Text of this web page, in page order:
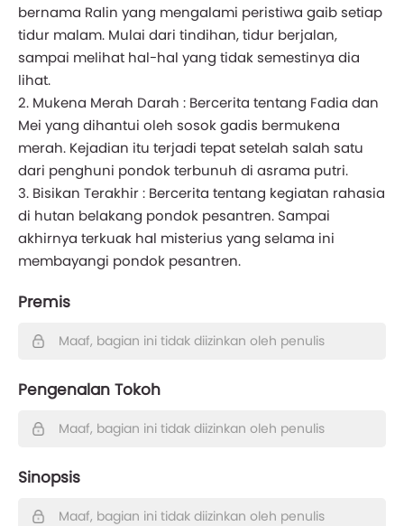
bernama Ralin yang mengalami peristiwa gaib setiap
tidur malam. Mulai dari tindihan, tidur berjalan,
sampai melihat hal-hal yang tidak semestinya dia
lihat.
2. Mukena Merah Darah : Bercerita tentang Fadia dan
Mei yang dihantui oleh sosok gadis bermukena
merah. Kejadian itu terjadi tepat setelah salah satu
dari penghuni pondok terbunuh di asrama putri.
3. Bisikan Terakhir : Bercerita tentang kegiatan rahasia
di hutan belakang pondok pesantren. Sampai
akhirnya terkuak hal misterius yang selama ini
membayangi pondok pesantren.
Premis
Maaf, bagian ini tidak diizinkan oleh penulis
Pengenalan Tokoh
Maaf, bagian ini tidak diizinkan oleh penulis
Sinopsis
Maaf, bagian ini tidak diizinkan oleh penulis